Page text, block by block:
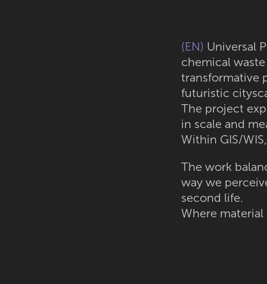
(EN) Universal
chemical
transformative
futuristic
The project
in scale and
Within GIS/
The work
way we
second life.
Where